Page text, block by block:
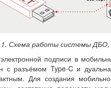
1. Схема работы системы ДБО,
подписи в
с разъёмом Type-C и
Для создания